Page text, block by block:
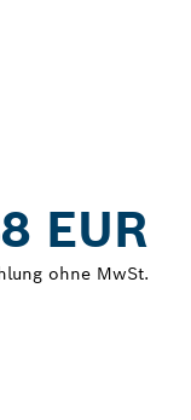
EUR
ohne MwSt.